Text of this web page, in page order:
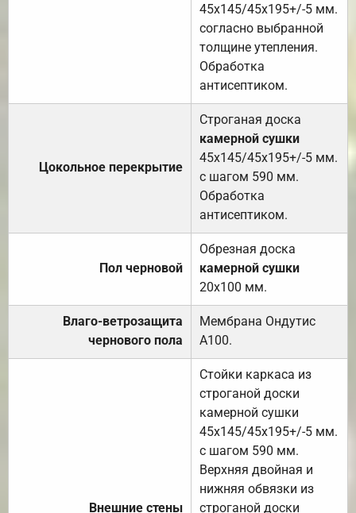
45х145/45х195+/-5 мм.
согласно выбранной
толщине утепления.
Обработка
антисептиком.
Цокольное перекрытие
Строганая доска
камерной сушки
45х145/45х195+/-5 мм.
с шагом 590 мм.
Обработка
антисептиком.
Пол черновой
Обрезная доска
камерной сушки
20х100 мм.
Влаго-ветрозащита
чернового пола
Мембрана Ондутис
А100.
Внешние стены
Стойки каркаса из
строганой доски
камерной сушки
45х145/45х195+/-5 мм.
с шагом 590 мм.
Верхняя двойная и
нижняя обвязки из
строганой доски